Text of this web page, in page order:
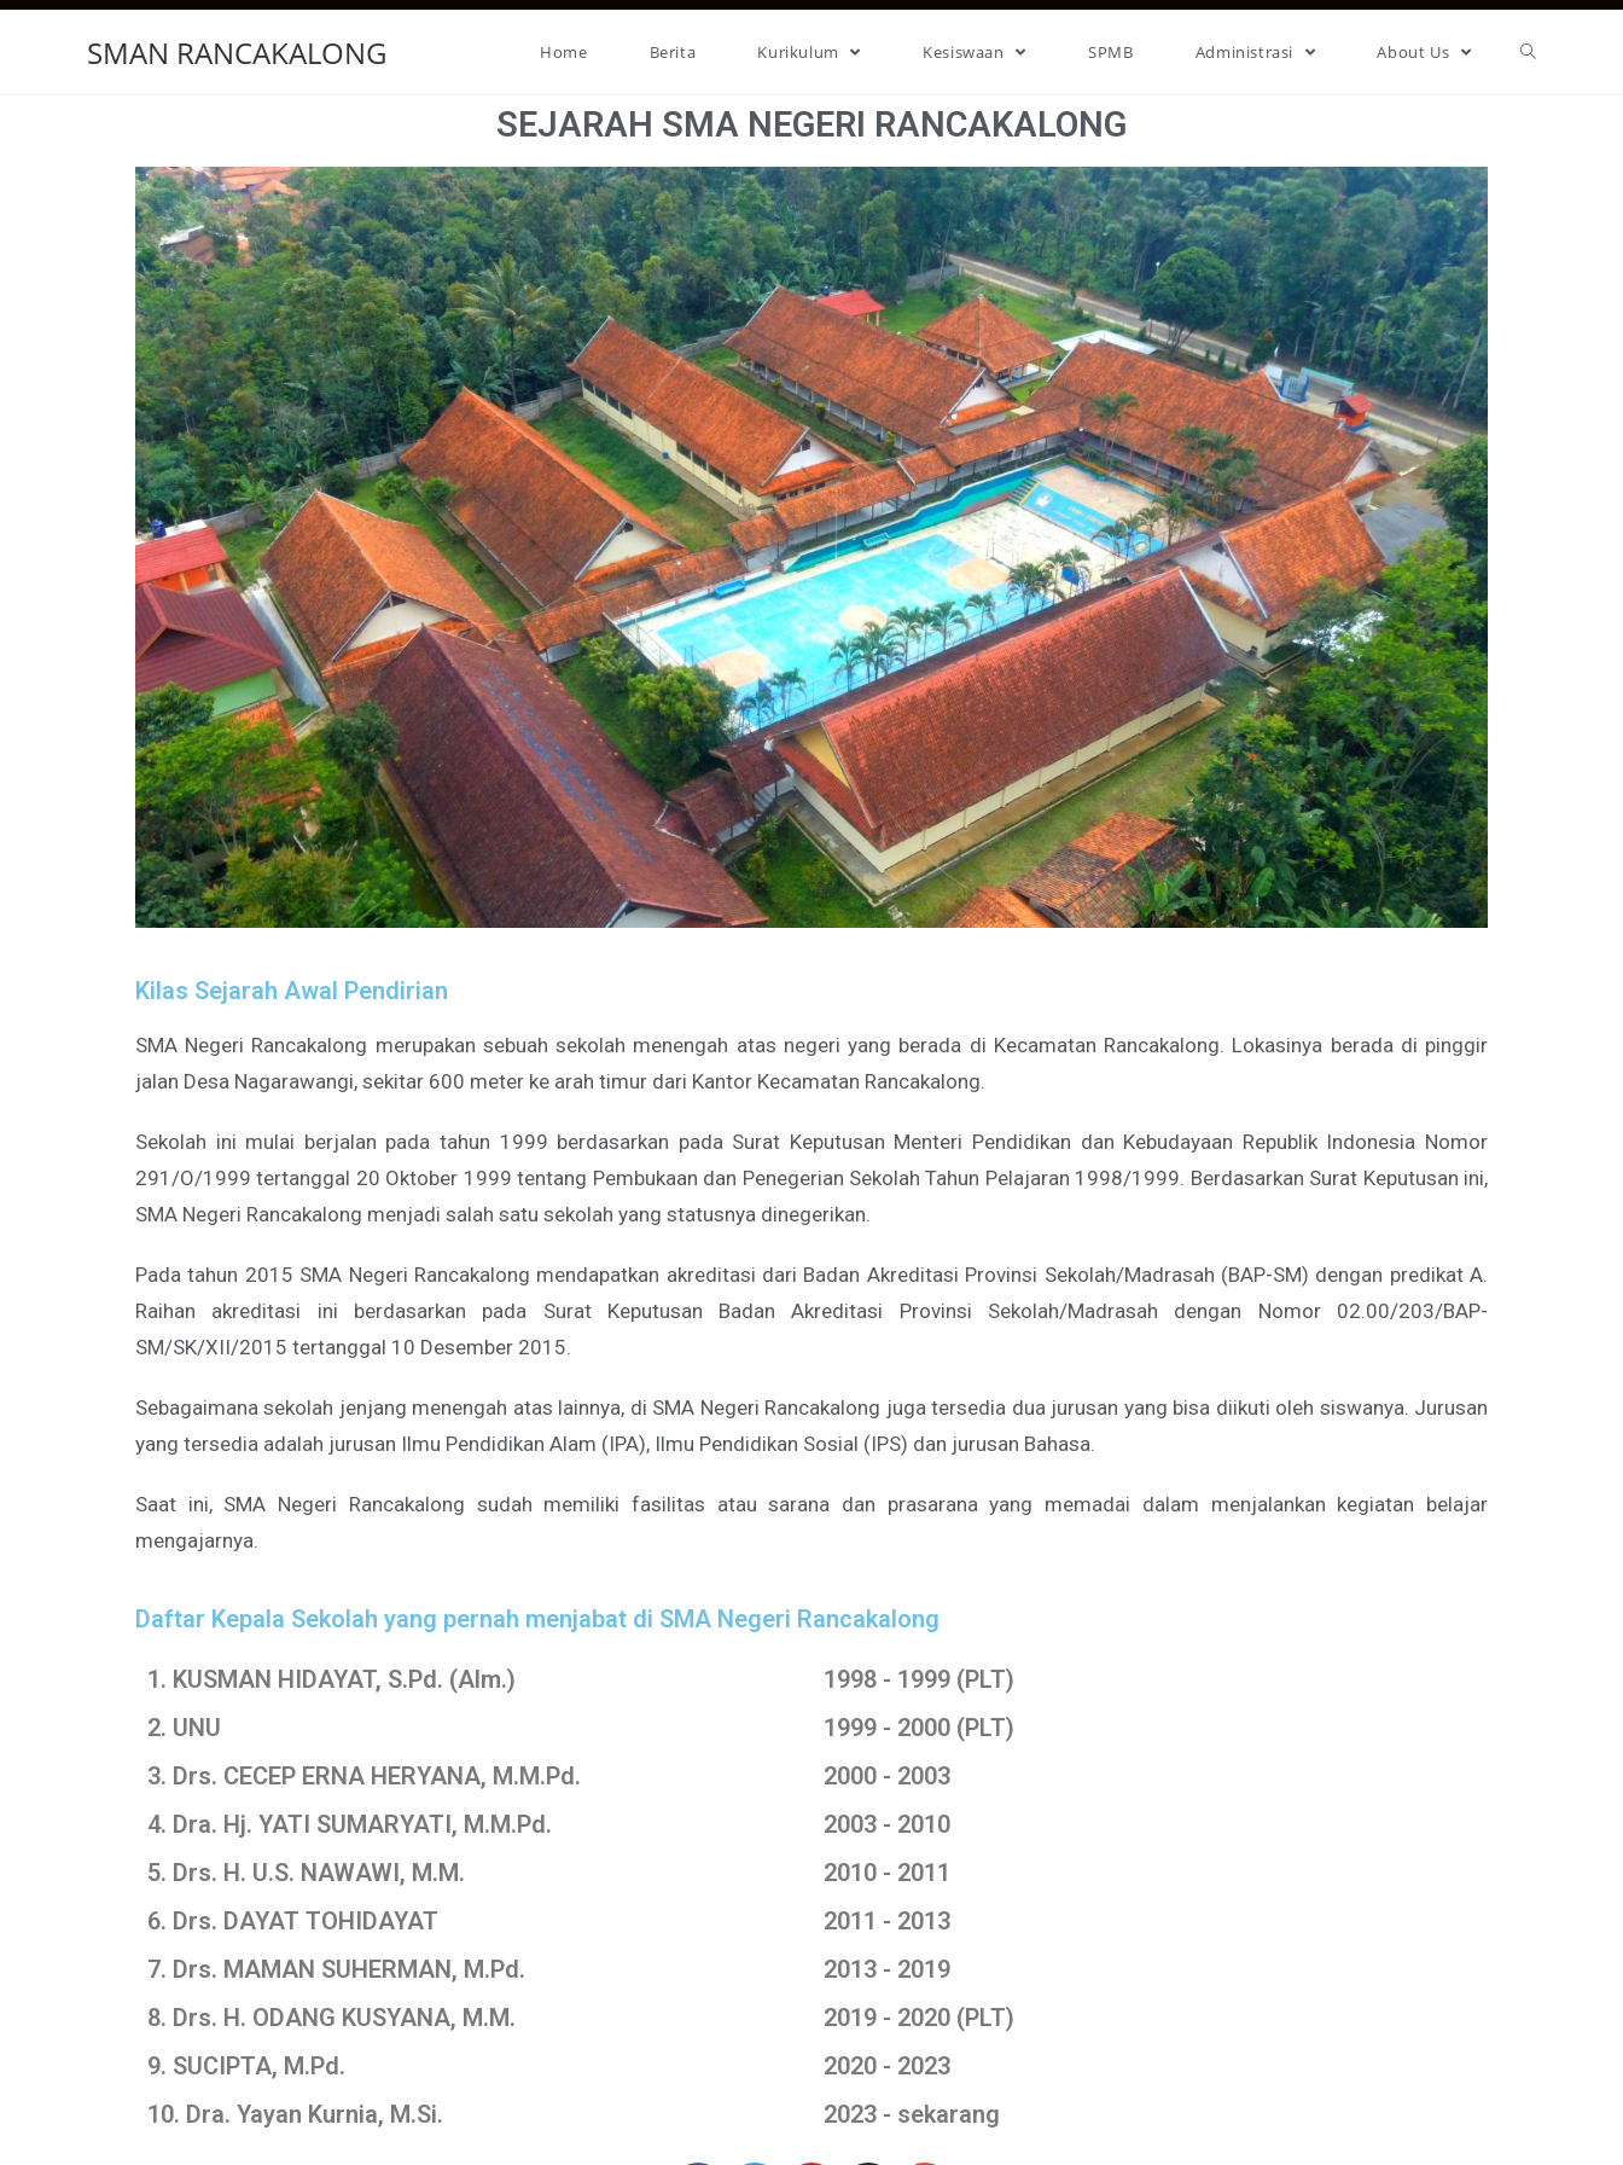
SMAN RANCAKALONG Home Berita Kurikulum Kesiswaan SPMB Administrasi About Us
SEJARAH SMA NEGERI RANCAKALONG
Kilas Sejarah Awal Pendirian
SMA Negeri Rancakalong merupakan sebuah sekolah menengah atas negeri yang berada di Kecamatan Rancakalong. Lokasinya berada di pinggir
jalan Desa Nagarawangi, sekitar 600 meter ke arah timur dari Kantor Kecamatan Rancakalong.
Sekolah ini mulai berjalan pada tahun 1999 berdasarkan pada Surat Keputusan Menteri Pendidikan dan Kebudayaan Republik Indonesia Nomor
291/O/1999 tertanggal 20 Oktober 1999 tentang Pembukaan dan Penegerian Sekolah Tahun Pelajaran 1998/1999. Berdasarkan Surat Keputusan ini,
SMA Negeri Rancakalong menjadi salah satu sekolah yang statusnya dinegerikan.
Pada tahun 2015 SMA Negeri Rancakalong mendapatkan akreditasi dari Badan Akreditasi Provinsi Sekolah/Madrasah (BAP-SM) dengan predikat A.
Raihan akreditasi ini berdasarkan pada Surat Keputusan Badan Akreditasi Provinsi Sekolah/Madrasah dengan Nomor 02.00/203/BAP-
SM/SK/XII/2015 tertanggal 10 Desember 2015.
Sebagaimana sekolah jenjang menengah atas lainnya, di SMA Negeri Rancakalong juga tersedia dua jurusan yang bisa diikuti oleh siswanya. Jurusan
yang tersedia adalah jurusan Ilmu Pendidikan Alam (IPA), Ilmu Pendidikan Sosial (IPS) dan jurusan Bahasa.
Saat ini, SMA Negeri Rancakalong sudah memiliki fasilitas atau sarana dan prasarana yang memadai dalam menjalankan kegiatan belajar
mengajarnya.
Daftar Kepala Sekolah yang pernah menjabat di SMA Negeri Rancakalong
1. KUSMAN HIDAYAT, S.Pd. (Alm.)
1998 - 1999 (PLT)
2. UNU
1999 - 2000 (PLT)
3. Drs. CECEP ERNA HERYANA, M.M.Pd.
2000 - 2003
4. Dra. Hj. YATI SUMARYATI, M.M.Pd.
2003 - 2010
5. Drs. H. U.S. NAWAWI, M.M.
2010 - 2011
6. Drs. DAYAT TOHIDAYAT
2011 - 2013
7. Drs. MAMAN SUHERMAN, M.Pd.
2013 - 2019
8. Drs. H. ODANG KUSYANA, M.M.
2019 - 2020 (PLT)
9. SUCIPTA, M.Pd.
2020 - 2023
10. Dra. Yayan Kurnia, M.Si.
2023 - sekarang